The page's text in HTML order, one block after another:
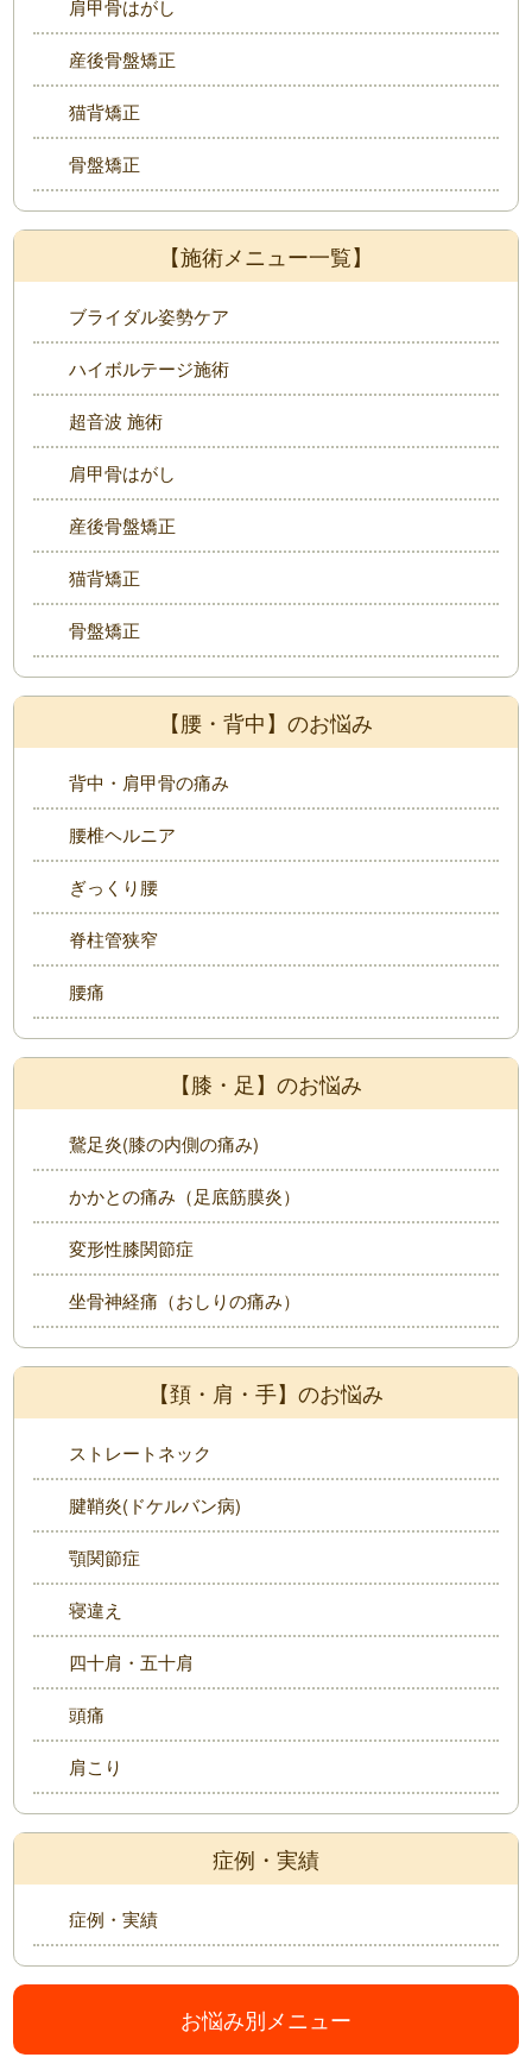
肩甲骨はがし
産後骨盤矯正
猫背矯正
骨盤矯正
【施術メニュー一覧】
ブライダル姿勢ケア
ハイボルテージ施術
超音波 施術
肩甲骨はがし
産後骨盤矯正
猫背矯正
骨盤矯正
【腰・背中】のお悩み
背中・肩甲骨の痛み
腰椎ヘルニア
ぎっくり腰
脊柱管狭窄
腰痛
【膝・足】のお悩み
鵞足炎(膝の内側の痛み)
かかとの痛み（足底筋膜炎）
変形性膝関節症
坐骨神経痛（おしりの痛み）
【頚・肩・手】のお悩み
ストレートネック
腱鞘炎(ドケルバン病)
顎関節症
寝違え
四十肩・五十肩
頭痛
肩こり
症例・実績
症例・実績
お悩み別メニュー